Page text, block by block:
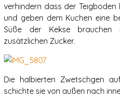
verhindern dass der
und geben dem Kuchen eine
Süße der Kekse brauchen
zusätzlichen Zucker.
Die halbierten Zwetschgen
schichte sie von außen nach